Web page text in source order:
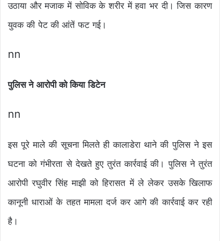
उठाया और मजाक में सोविक के शरीर में हवा भर दी। जिस कारण
युवक की पेट की आंतें फट गई।
nn
पुलिस ने आरोपी को किया डिटेन
nn
इस पूरे माले की सूचना मिलते ही कालाडेरा थाने की पुलिस ने इस
घटना को गंभीरता से देखते हुए तुरंत कार्रवाई की। पुलिस ने तुरंत
आरोपी रघुवीर सिंह माझी को हिरासत में ले लेकर उसके खिलाफ
कानूनी धाराओं के तहत मामला दर्ज कर आगे की कार्रवाई कर रही
है।